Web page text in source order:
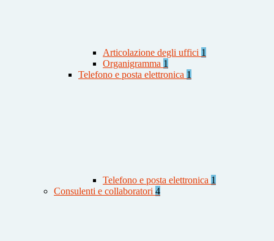
Articolazione degli uffici 1
Organigramma 1
Telefono e posta elettronica 1
Telefono e posta elettronica 1
Consulenti e collaboratori 4